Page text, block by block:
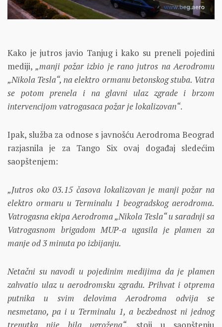
Kako je jutros javio Tanjug i kako su preneli pojedini
mediji,„manji požar izbio je rano jutros na Aerodromu
„Nikola Tesla“, na elektro ormanu betonskog stuba. Vatra
se potom prenela i na glavni ulaz zgrade i brzom
intervencijom vatrogasaca požar je lokalizovan“.
Ipak, služba za odnose s javnošću Aerodroma Beograd
razjasnila je za Tango Six ovaj događaj sledećim
saopštenjem:
„Jutros oko 03.15 časova lokalizovan je manji požar na
elektro ormaru u Terminalu 1 beogradskog aerodroma.
Vatrogasna ekipa Aerodroma „Nikola Tesla“ u saradnji sa
Vatrogasnom brigadom MUP-a ugasila je plamen za
manje od 3 minuta po izbijanju.
Netačni su navodi u pojedinim medijima da je plamen
zahvatio ulaz u aerodromsku zgradu. Prihvat i otprema
putnika u svim delovima Aerodroma odvija se
nesmetano, pa i u Terminalu 1, a bezbednost ni jednog